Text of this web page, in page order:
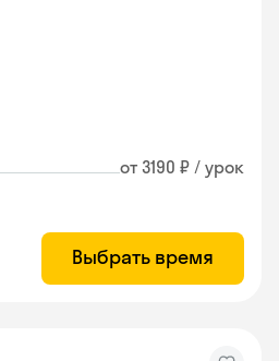
от 3190 ₽ / урок
Выбрать время